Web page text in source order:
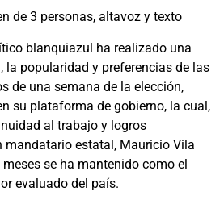
blanquiazul ha realizado una
la popularidad y preferencias de las
de una semana de la elección,
su plataforma de gobierno, la cual,
al trabajo y logros
mandatario estatal, Mauricio Vila
se ha mantenido como el
evaluado del país.